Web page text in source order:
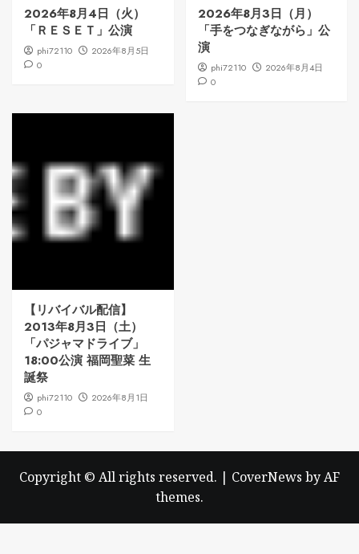
2026年8月4日（火）
「ＲＥＳＥＴ」公演
phi72110
2026年8月5日
0
2026年8月3日（月）
「手をつなぎながら」公
演
phi72110
2026年8月4日
0
【リバイバル配信】
2013年8月3日（土）
「パジャマドライブ」
18:00公演 福岡聖菜 生
誕祭
phi72110
2026年8月1日
0
Copyright © All rights reserved. | CoverNews by AF
themes.